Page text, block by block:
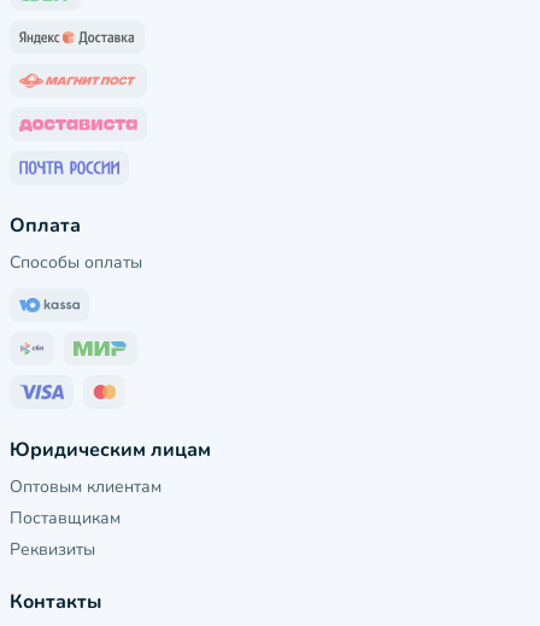
Оплата
Способы оплаты
Юридическим лицам
Оптовым клиентам
Поставщикам
Реквизиты
Контакты